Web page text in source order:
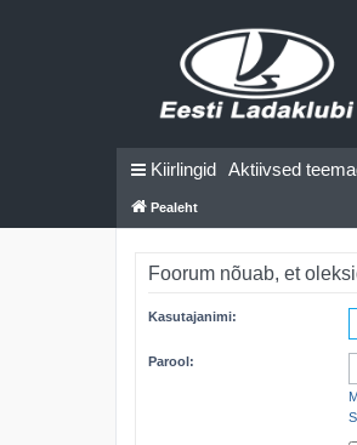
Kiirlingid Aktiivsed
Pealeht
Foorum nõuab, et
Kasutajanimi:
Parool: